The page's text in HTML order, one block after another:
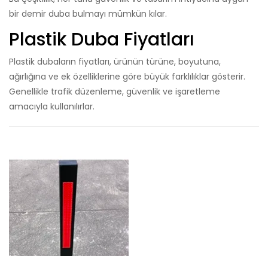
bir demir duba bulmayı mümkün kılar.
Plastik Duba Fiyatları
Plastik dubaların fiyatları, ürünün türüne, boyutuna,
ağırlığına ve ek özelliklerine göre büyük farklılıklar gösterir.
Genellikle trafik düzenleme, güvenlik ve işaretleme
amacıyla kullanılırlar.